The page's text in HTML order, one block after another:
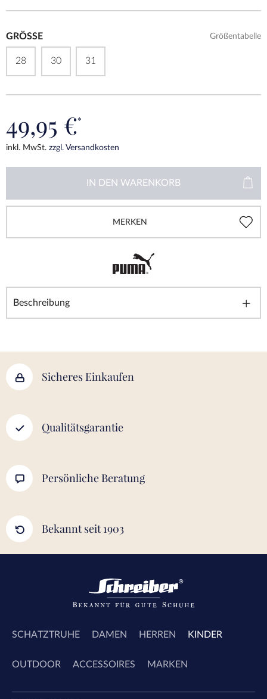
Größentabelle
GRÖSSE
28 30 31
49,95 €*
inkl. MwSt. zzgl. Versandkosten
IN DEN WARENKORB
MERKEN
Beschreibung
Sicheres Einkaufen
Qualitätsgarantie
Persönliche Beratung
Bekannt seit 1903
SCHATZTRUHE DAMEN HERREN KINDER
OUTDOOR ACCESSOIRES MARKEN